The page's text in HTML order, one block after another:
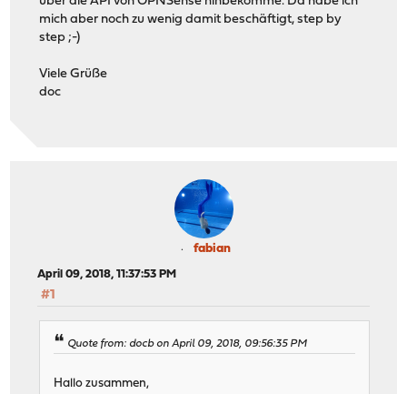
mich aber noch zu wenig damit beschäftigt, step by
step ;-)
Viele Grüße
doc
fabian
April 09, 2018, 11:37:53 PM
#1
Quote from: docb on April 09, 2018, 09:56:35 PM
Hallo zusammen,